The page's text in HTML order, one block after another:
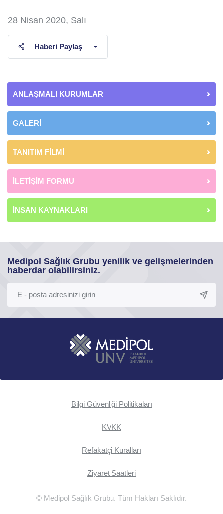
28 Nisan 2020, Salı
Haberi Paylaş
ANLAŞMALI KURUMLAR
GALERİ
TANITIM FİLMİ
İLETİŞİM FORMU
İNSAN KAYNAKLARI
Medipol Sağlık Grubu yenilik ve gelişmelerinden
haberdar olabilirsiniz.
Bilgi Güvenliği Politikaları
KVKK
Refakatçi Kuralları
Ziyaret Saatleri
© Medipol Sağlık Grubu. Tüm Hakları Saklıdır.